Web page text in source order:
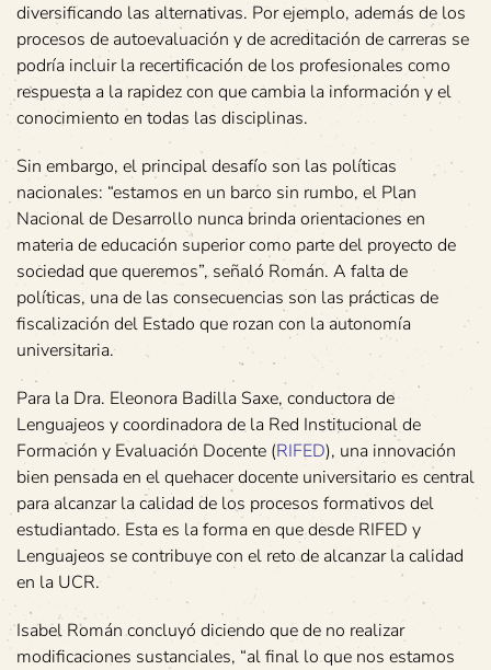
diversificando las alternativas. Por ejemplo, además de los
procesos de autoevaluación y de acreditación de carreras se
podría incluir la recertificación de los profesionales como
respuesta a la rapidez con que cambia la información y el
conocimiento en todas las disciplinas.
Sin embargo, el principal desafío son las políticas
nacionales: “estamos en un barco sin rumbo, el Plan
Nacional de Desarrollo nunca brinda orientaciones en
materia de educación superior como parte del proyecto de
sociedad que queremos”, señaló Román. A falta de
políticas, una de las consecuencias son las prácticas de
fiscalización del Estado que rozan con la autonomía
universitaria.
Para la Dra. Eleonora Badilla Saxe, conductora de
Lenguajeos y coordinadora de la Red Institucional de
Formación y Evaluación Docente (RIFED), una innovación
bien pensada en el quehacer docente universitario es central
para alcanzar la calidad de los procesos formativos del
estudiantado. Esta es la forma en que desde RIFED y
Lenguajeos se contribuye con el reto de alcanzar la calidad
en la UCR.
Isabel Román concluyó diciendo que de no realizar
modificaciones sustanciales, “al final lo que nos estamos